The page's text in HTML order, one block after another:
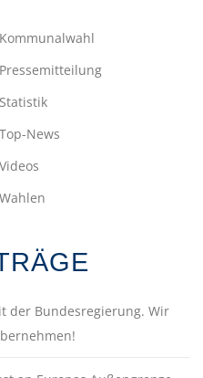
Kommunalwahl
Pressemitteilung
Statistik
Top-News
Videos
Wahlen
der Bundesregierung. Wir